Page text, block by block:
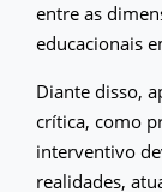
entre as
educacionais
Diante disso,
crítica, como
interventivo
realidades,